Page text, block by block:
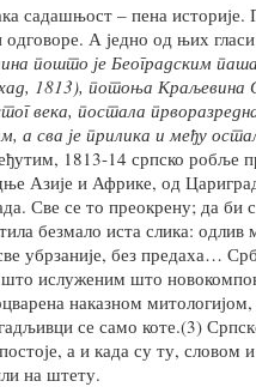
садашњост – пена историје.
одговоре. А једно од њих
пошто је Београдским
1813), потоња Краљевина
века, постала
а сва је прилика и међу
1813-14 српско робље
Азије и Африке, од
Све се то преокрену; да би
безмало иста слика: одлив
убрзаније, без предаха…
ислуженим што
наказном
се само коте.(3)
а и када су ту, словом
на штету.